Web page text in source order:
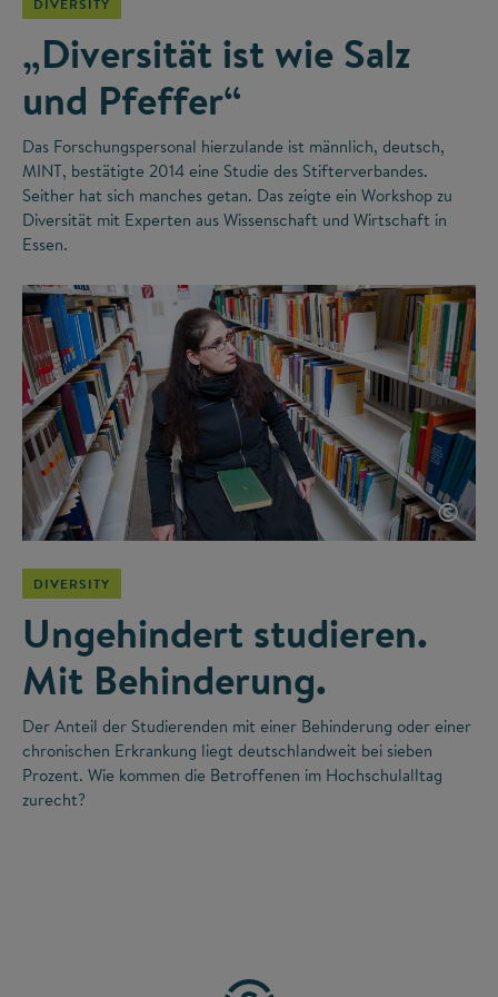
„Diversität ist wie Salz
und Pfeffer“
Das Forschungspersonal hierzulande ist männlich, deutsch,
MINT, bestätigte 2014 eine Studie des Stifterverbandes.
Seither hat sich manches getan. Das zeigte ein Workshop zu
Diversität mit Experten aus Wissenschaft und Wirtschaft in
Essen.
©
DIVERSITY
Ungehindert studieren.
Mit Behinderung.
Der Anteil der Studierenden mit einer Behinderung oder einer
chronischen Erkrankung liegt deutschlandweit bei sieben
Prozent. Wie kommen die Betroffenen im Hochschulalltag
zurecht?